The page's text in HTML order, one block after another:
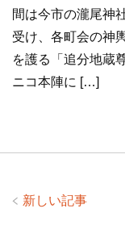
間は今市の瀧尾神
受け、各町会の神
を護る「追分地蔵
ニコ本陣に […]
新しい記事